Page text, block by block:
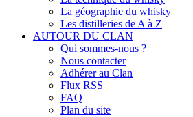
La géographie du whisky
Les distilleries de A à Z
AUTOUR DU CLAN
Qui sommes-nous ?
Nous contacter
Adhérer au Clan
Flux RSS
FAQ
Plan du site